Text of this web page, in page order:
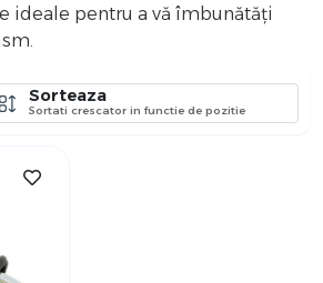
ideale pentru a vă îmbunătăți
Sorteaza
Sortati crescator in functie de pozitie